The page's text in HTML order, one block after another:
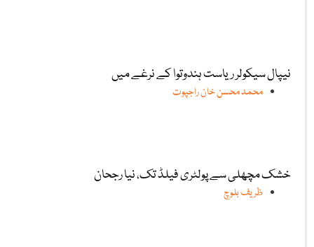
نیپال سیکولر ریاست ہندوتوا کے نرغے میں
محمد محسن خان راجپوت
خشک مچھلی سے پولٹری فیلڈ تک، نیا رجحان
ظریف بلوچ